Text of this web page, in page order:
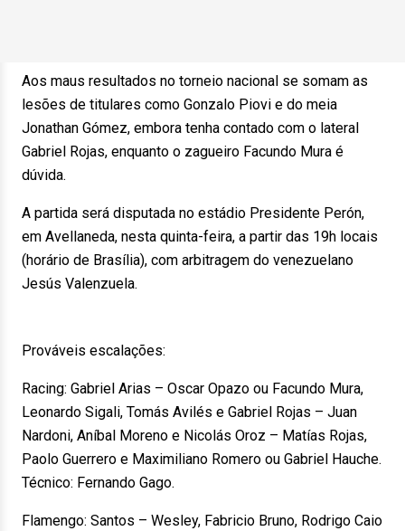
Aos maus resultados no torneio nacional se somam as
lesões de titulares como Gonzalo Piovi e do meia
Jonathan Gómez, embora tenha contado com o lateral
Gabriel Rojas, enquanto o zagueiro Facundo Mura é
dúvida.
A partida será disputada no estádio Presidente Perón,
em Avellaneda, nesta quinta-feira, a partir das 19h locais
(horário de Brasília), com arbitragem do venezuelano
Jesús Valenzuela.
Prováveis escalações:
Racing: Gabriel Arias – Oscar Opazo ou Facundo Mura,
Leonardo Sigali, Tomás Avilés e Gabriel Rojas – Juan
Nardoni, Aníbal Moreno e Nicolás Oroz – Matías Rojas,
Paolo Guerrero e Maximiliano Romero ou Gabriel Hauche.
Técnico: Fernando Gago.
Flamengo: Santos – Wesley, Fabricio Bruno, Rodrigo Caio